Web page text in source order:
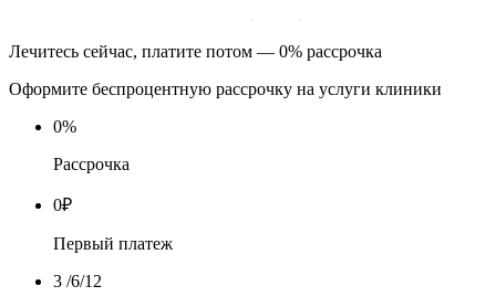
Лечитесь сейчас, платите потом — 0% рассрочка
Оформите беспроцентную рассрочку на услуги клиники
0%
Рассрочка
0₽
Первый платеж
3 /6/12